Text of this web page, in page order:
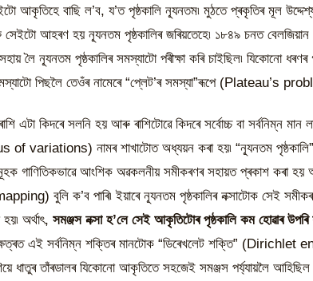
আকৃতিহে বাছি ল’ব, য’ত পৃষ্ঠকালি ন্যূনতম৷ মুঠতে প্ৰকৃতিৰ মূল
আহৰণ হয় ন্যূনতম পৃষ্ঠকালিৰ জৰিয়তেহে৷ ১৮৪৯ চনত বেলজিয়ান
লৈ ন্যূনতম পৃষ্ঠকালিৰ সমস্যাটো পৰীক্ষা কৰি চাইছিল৷ যিকোনো ধৰণৰ
পিছলৈ তেওঁৰ নামেৰে “প্লেট’ৰ সমস্যা”ৰূপে (Plateau’s
এটা কিদৰে সলনি হয় আৰু ৰাশিটোৱে কিদৰে সৰ্বোচ্চ বা সৰ্বনিম্ন মান
of variations) নামৰ শাখাটোত অধ্যয়ন কৰা হয়৷ “ন্যূনতম
গাণিতিকভাৱে আংশিক অৱকলনীয় সমীকৰণৰ সহায়ত প্ৰকাশ কৰা
বুলি ক’ব পাৰি৷ ইয়াৰে ন্যূনতম পৃষ্ঠকালিৰ নক্সাটোক সেই
অৰ্থাৎ, সমঞ্জস নক্সা হ’লে সেই আকৃতিটোৰ পৃষ্ঠকালি কম হোৱাৰ
এই সৰ্বনিম্ন শক্তিৰ মানটোক “ডিৰেখলেট শক্তি” (Dirichlet
ধাতুৰ তাঁৰডালৰ যিকোনো আকৃতিতে সহজেই সমঞ্জস পৰ্য্যায়লৈ আহিছিল